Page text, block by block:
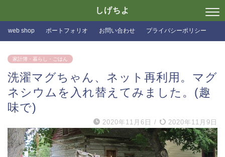
しげちよ
web shop ポートフォリオ お問い合わせ プライバシーポリシー
家計簿・暮らし・ごはん
洗濯マグちゃん、ネット再利用。マグ
ネシウムを入れ替えてみました。(趣
味で)
2020年11月6日 / 2020年11月9日